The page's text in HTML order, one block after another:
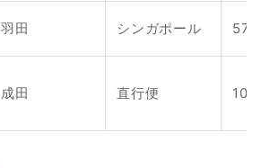
羽田 シンガポール
成田 直行便